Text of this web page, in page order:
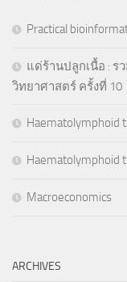
Practical
แด่ร้านปลูกเนื้อ : ร
วิทยาศาสตร์ ครั้งที่ 10
Haematolymphoid
Haematolymphoid
Macroeconomics
ARCHIVES